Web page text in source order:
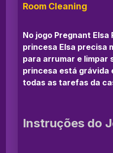
Room Cleaning
No jogo Pregnant Elsa
princesa Elsa precisa
para arrumar e limpar
princesa está grávida
todas as tarefas da
Instruções do